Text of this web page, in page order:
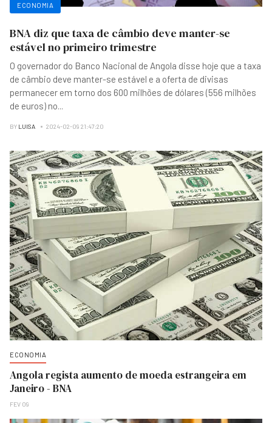
ECONOMIA
BNA diz que taxa de câmbio deve manter-se
estável no primeiro trimestre
O governador do Banco Nacional de Angola disse hoje que a taxa
de câmbio deve manter-se estável e a oferta de divisas
permanecer em torno dos 600 milhões de dólares (556 milhões
de euros) no...
BY LUISA 2024-02-09 21:47:20
ECONOMIA
Angola regista aumento de moeda estrangeira em
Janeiro - BNA
FEV 09